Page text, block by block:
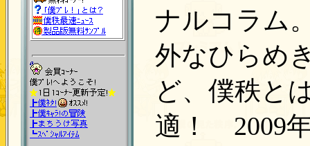
ナルコラム
外なひらめ
ど、僕秩と
適！ 2009